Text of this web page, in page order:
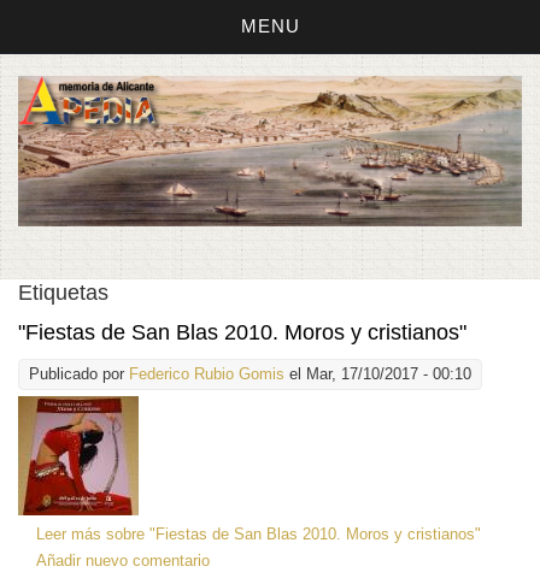
MENU
Etiquetas
"Fiestas de San Blas 2010. Moros y cristianos"
Publicado por Federico Rubio Gomis el Mar, 17/10/2017 - 00:10
Leer más sobre "Fiestas de San Blas 2010. Moros y cristianos"
Añadir nuevo comentario